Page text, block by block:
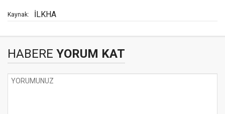
Kaynak: İLKHA
HABERE YORUM KAT